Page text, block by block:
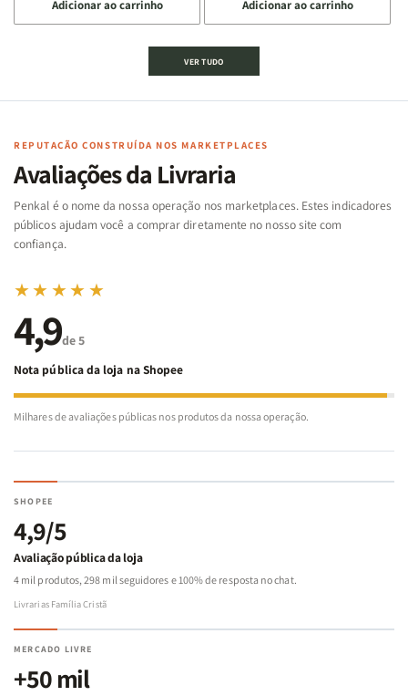
quantidade
de
Cartas
Famílias
Bíblia
-
Penkal
quantidade
de
Jogo
Cartas
Famílias
da
Bíblia
-
Penkal
Adicionar ao carrinho
quantidade
de
Jogo
|
de
quantidade
de
|
Adicionar ao carrinho
VER TUDO
REPUTAÇÃO CONSTRUÍDA NOS MARKETPLACES
Avaliações da Livraria
Penkal é o nome da nossa operação nos marketplaces. Estes indicadores
públicos ajudam você a comprar diretamente no nosso site com
confiança.
★★★★★
4,9de 5
Nota pública da loja na Shopee
Milhares de avaliações públicas nos produtos da nossa operação.
SHOPEE
4,9/5
Avaliação pública da loja
4 mil produtos, 298 mil seguidores e 100% de resposta no chat.
Livrarias Família Cristã
MERCADO LIVRE
+50 mil